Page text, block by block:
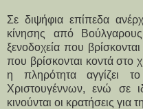
Σε διψήφια επίπεδα
κίνησης από
ξενοδοχεία που
που βρίσκονται κοντά στο
η πληρότητα αγγίζει
Χριστουγέννων, ενώ σε
κινούνται οι κρατήσεις για